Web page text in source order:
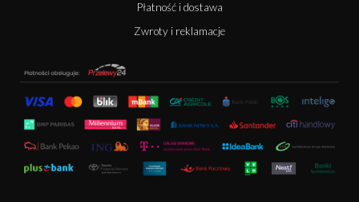
Płatność i dostawa
Zwroty i reklamacje